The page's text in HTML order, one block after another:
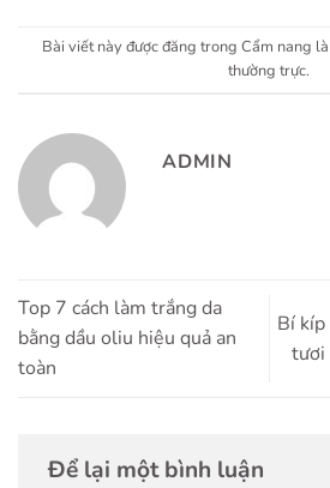
Bài viết này được đăng trong Cẩm nang
thường trực.
ADMIN
Top 7 cách làm trắng da
bằng dầu oliu hiệu quả an
toàn
Bí
tươi
Để lại một bình luận